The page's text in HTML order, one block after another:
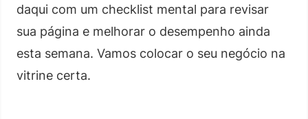
daqui com um checklist mental para revisar
sua página e melhorar o desempenho ainda
esta semana. Vamos colocar o seu negócio na
vitrine certa.